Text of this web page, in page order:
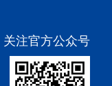
关注官方公众号